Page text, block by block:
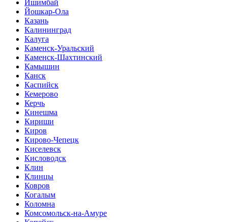
Ишимбай
Йошкар-Ола
Казань
Калининград
Калуга
Каменск-Уральский
Каменск-Шахтинский
Камышин
Канск
Каспийск
Кемерово
Керчь
Кинешма
Кириши
Киров
Кирово-Чепецк
Киселевск
Кисловодск
Клин
Клинцы
Ковров
Когалым
Коломна
Комсомольск-на-Амуре